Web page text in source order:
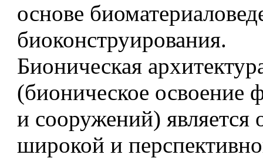
основе
биоконструирования.
Бионическая
(бионическое освоение
и сооружений) является
широкой и